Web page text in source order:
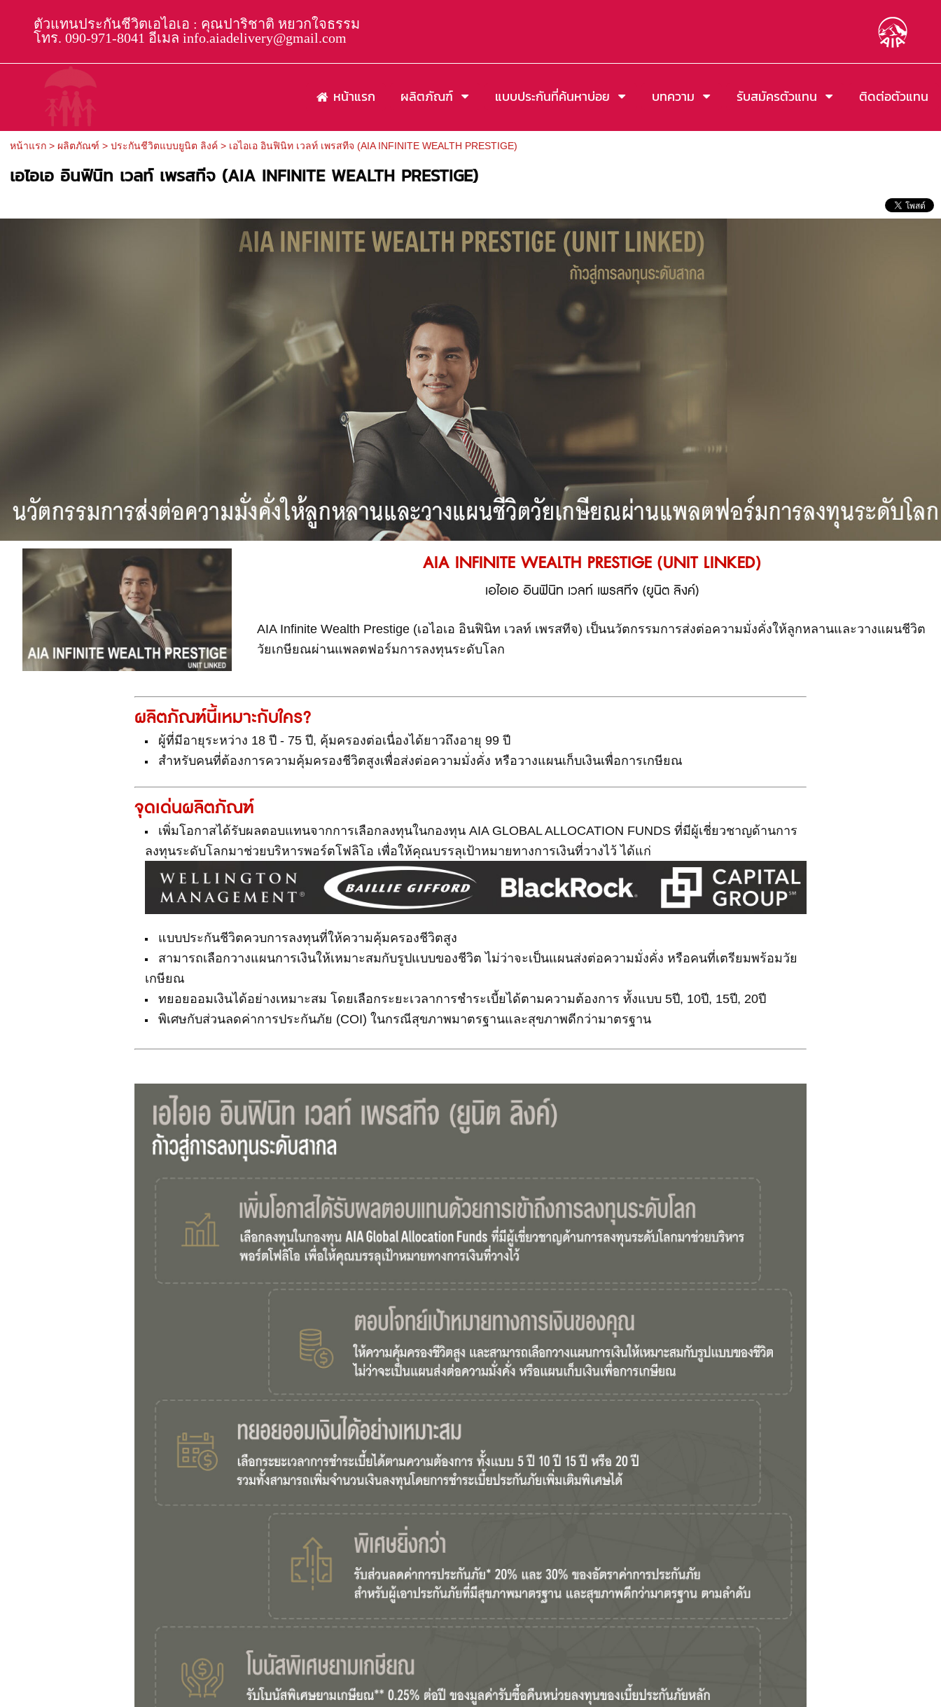
ตัวแทนประกันชีวิตเอไอเอ : คุณปาริชาติ หยวกใจธรรม
โทร. 090-971-8041 อีเมล info.aiadelivery@gmail.com
หน้าแรก ผลิตภัณฑ์ แบบประกันที่ค้นหาบ่อย บทความ รับสมัครตัวแทน ติดต่อตัวแทน
หน้าแรก> ผลิตภัณฑ์ > ประกันชีวิตแบบยูนิต ลิงค์> เอไอเอ อินฟินิท เวลท์ เพรสทีจ (AIA INFINITE WEALTH PRESTIGE)
เอไอเอ อินฟินิท เวลท์ เพรสทีจ (AIA INFINITE WEALTH PRESTIGE)
AIA INFINITE WEALTH PRESTIGE (UNIT LINKED)
เอไอเอ อินฟินิท เวลท์ เพรสทีจ (ยูนิต ลิงค์)
AIA Infinite Wealth Prestige (เอไอเอ อินฟินิท เวลท์ เพรสทีจ) เป็นนวัตกรรมการส่งต่อความมั่งคั่งให้ลูกหลานและวางแผนชีวิต
วัยเกษียณผ่านแพลตฟอร์มการลงทุนระดับโลก
ผลิตภัณฑ์นี้เหมาะกับใคร?
ผู้ที่มีอายุระหว่าง 18 ปี - 75 ปี, คุ้มครองต่อเนื่องได้ยาวถึงอายุ 99 ปี
สำหรับคนที่ต้องการความคุ้มครองชีวิตสูงเพื่อส่งต่อความมั่งคั่ง หรือวางแผนเก็บเงินเพื่อการเกษียณ
จุดเด่นผลิตภัณฑ์
เพิ่มโอกาสได้รับผลตอบแทนจากการเลือกลงทุนในกองทุน AIA GLOBAL ALLOCATION FUNDS ที่มีผู้เชี่ยวชาญด้านการ
ลงทุนระดับโลกมาช่วยบริหารพอร์ตโฟลิโอ เพื่อให้คุณบรรลุเป้าหมายทางการเงินที่วางไว้ ได้แก่
แบบประกันชีวิตควบการลงทุนที่ให้ความคุ้มครองชีวิตสูง
สามารถเลือกวางแผนการเงินให้เหมาะสมกับรูปแบบของชีวิต ไม่ว่าจะเป็นแผนส่งต่อความมั่งคั่ง หรือคนที่เตรียมพร้อมวัย
เกษียณ
ทยอยออมเงินได้อย่างเหมาะสม โดยเลือกระยะเวลาการชำระเบี้ยได้ตามความต้องการ ทั้งแบบ 5ปี, 10ปี, 15ปี, 20ปี
พิเศษกับส่วนลดค่าการประกันภัย (COI) ในกรณีสุขภาพมาตรฐานและสุขภาพดีกว่ามาตรฐาน